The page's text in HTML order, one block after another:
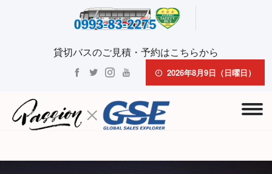
貸切バスのご見積・予約はこちらから
2026年8月9日（日曜日）